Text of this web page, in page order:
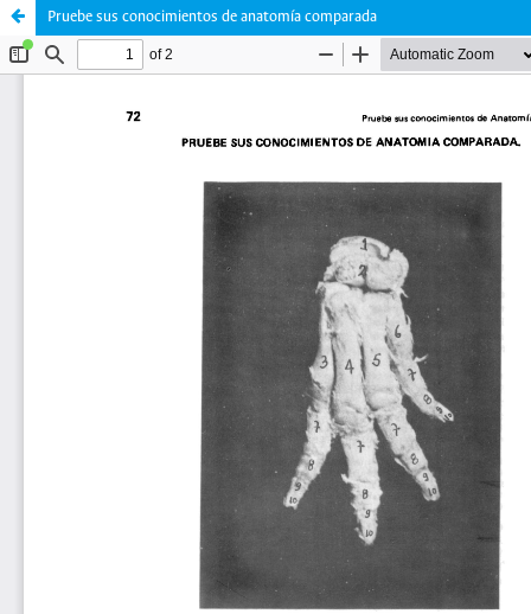
Pruebe sus conocimientos de anatomía comparada